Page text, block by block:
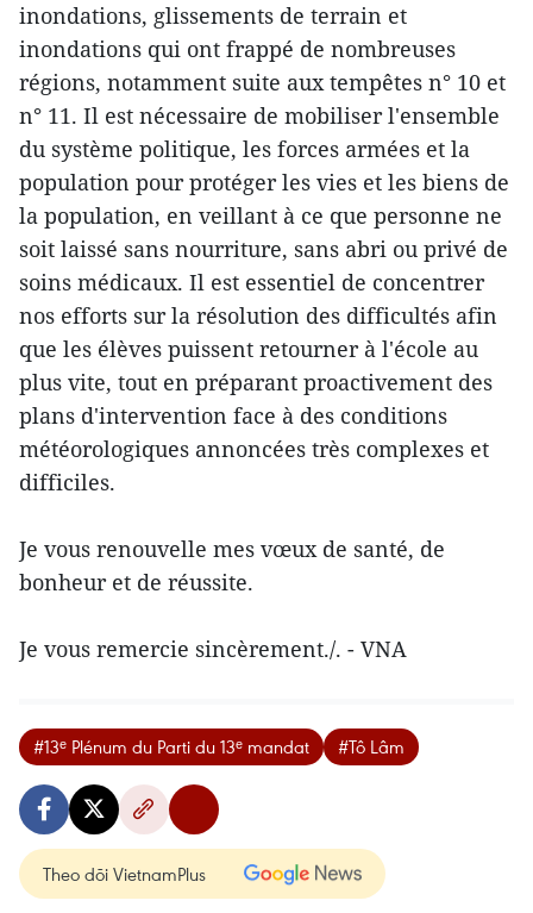
inondations, glissements de terrain et
inondations qui ont frappé de nombreuses
régions, notamment suite aux tempêtes n° 10 et
n° 11. Il est nécessaire de mobiliser l'ensemble
du système politique, les forces armées et la
population pour protéger les vies et les biens de
la population, en veillant à ce que personne ne
soit laissé sans nourriture, sans abri ou privé de
soins médicaux. Il est essentiel de concentrer
nos efforts sur la résolution des difficultés afin
que les élèves puissent retourner à l'école au
plus vite, tout en préparant proactivement des
plans d'intervention face à des conditions
météorologiques annoncées très complexes et
difficiles.
Je vous renouvelle mes vœux de santé, de
bonheur et de réussite.
Je vous remercie sincèrement./. - VNA
#13ᵉ Plénum du Parti du 13ᵉ mandat #Tô Lâm
Theo dõi VietnamPlus